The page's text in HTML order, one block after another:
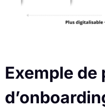
Exemple de